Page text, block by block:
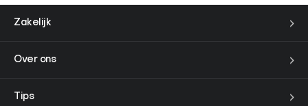
Zakelijk
Over ons
Tips